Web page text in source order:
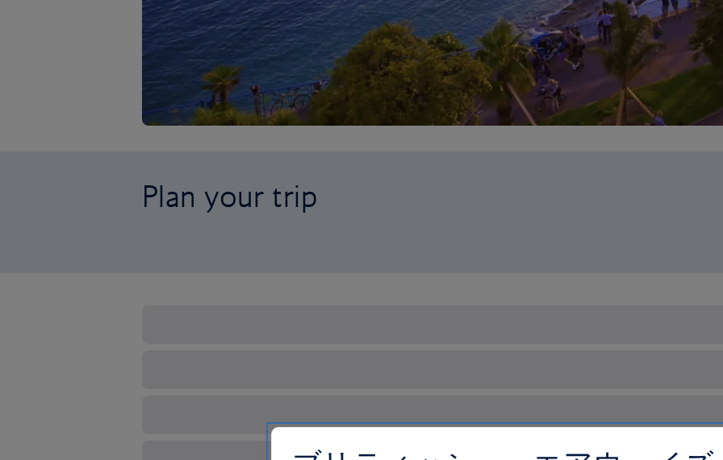
Plan your trip